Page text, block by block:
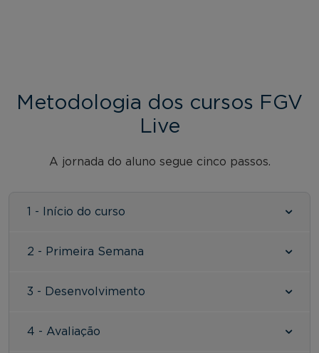
Metodologia dos cursos FGV
Live
A jornada do aluno segue cinco passos.
1 - Início do curso
2 - Primeira Semana
3 - Desenvolvimento
4 - Avaliação